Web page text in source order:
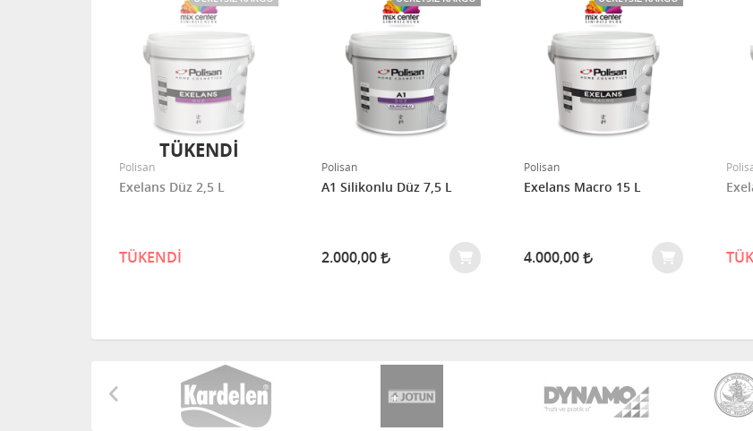
Polisan
Exelans Düz 2,5 L
TÜKENDİ
TÜKENDİ
Polisan
A1 Silikonlu Düz 7,5 L
2.000,00
Polisan
Exelans Macro 15 L
4.000,00